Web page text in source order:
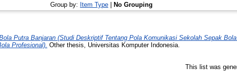
Group by: Item Type No Grouping
Putra Banjaran (Studi Deskriptif Tentang Pola Komunikasi Sekolah Sepak
Profesional). Other thesis, Universitas Komputer Indonesia.
This list was